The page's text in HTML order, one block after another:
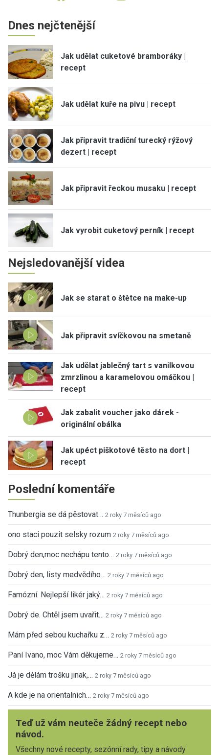
Dnes nejčtenější
Jak udělat cuketové bramboráky |
recept
Jak udělat kuře na pivu | recept
Jak připravit tradiční turecký rýžový
dezert | recept
Jak připravit řeckou musaku | recept
Jak vyrobit cuketový perník | recept
Nejsledovanější videa
Jak se starat o štětce na make-up
Jak připravit svíčkovou na smetaně
Jak udělat jablečný tart s vanilkovou
zmrzlinou a karamelovou omáčkou |
recept
Jak zabalit voucher jako dárek -
originální obálka
Jak upéct piškotové těsto na dort |
recept
Poslední komentáře
Thunbergia se dá pěstovat… 2 roky 7 měsíců ago
ono staci pouzit selsky rozum 2 roky 7 měsíců ago
Dobrý den,moc nechápu tento… 2 roky 7 měsíců ago
Dobrý den, listy medvědího… 2 roky 7 měsíců ago
Famózní. Nejlepší likér jaký… 2 roky 7 měsíců ago
Dobrý de. Chtěl jsem uvařit… 2 roky 7 měsíců ago
Mám před sebou kuchařku z… 2 roky 7 měsíců ago
Paní Ivano, moc Vám děkujeme… 2 roky 7 měsíců ago
Já je dělám trošku jinak,… 2 roky 7 měsíců ago
A kde je na orientalnich… 2 roky 7 měsíců ago
Teď už vám neuteče žádný recept nebo
návod.
Všechny nové recepty, sezónní rady, tipy a návody